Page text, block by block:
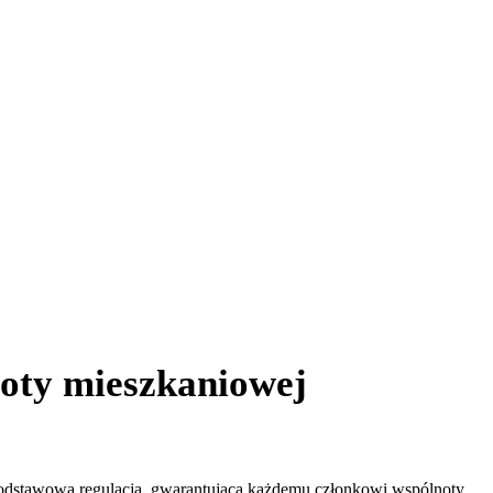
mieszkaniowej